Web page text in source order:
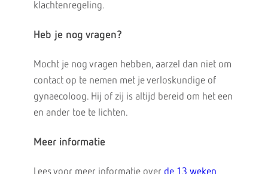
klachtenregeling.
Heb je nog vragen?
Mocht je nog vragen hebben, aarzel dan niet om
contact op te nemen met je verloskundige of
gynaecoloog. Hij of zij is altijd bereid om het een
en ander toe te lichten.
Meer informatie
Lees voor meer informatie over de 13 weken